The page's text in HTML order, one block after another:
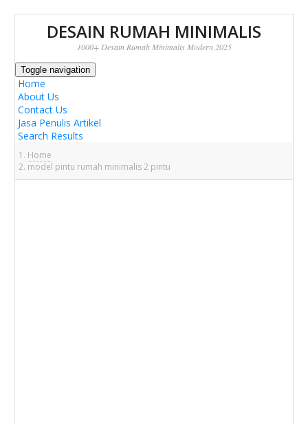
DESAIN RUMAH MINIMALIS
1000+ Desain Rumah Minimalis Modern 2025
Toggle navigation
Home
About Us
Contact Us
Jasa Penulis Artikel
Search Results
Home
model pintu rumah minimalis 2 pintu